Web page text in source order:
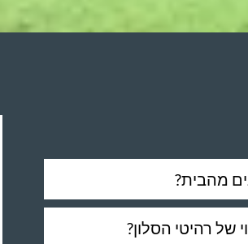
מהבית?
רהיטי הסלון?